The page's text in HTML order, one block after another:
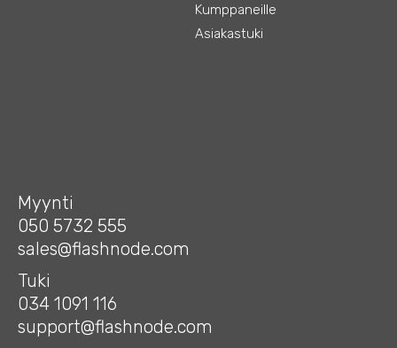
Kumppaneille
Asiakastuki
Myynti
050 5732 555
sales@flashnode.com
Tuki
034 1091 116
support@flashnode.com